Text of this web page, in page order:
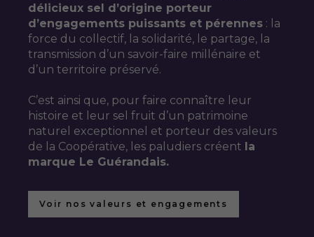
délicieux sel d’origine porteur
d’engagements puissants et pérennes : la
force du collectif, la solidarité, le partage, la
transmission d’un savoir-faire millénaire et
d’un territoire préservé.
C’est ainsi que, pour faire connaître leur
histoire et leur sel fruit d’un patrimoine
naturel exceptionnel et porteur des valeurs
de la Coopérative, les paludiers créent la
marque Le Guérandais.
Voir nos valeurs et engagements